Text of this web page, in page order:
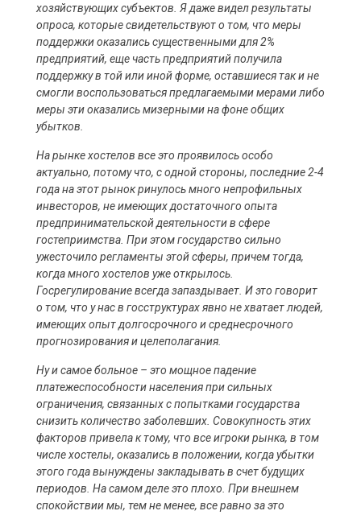
хозяйствующих субъектов. Я даже видел результаты
опроса, которые свидетельствуют о том, что меры
поддержки оказались существенными для 2%
предприятий, еще часть предприятий получила
поддержку в той или иной форме, оставшиеся так и не
смогли воспользоваться предлагаемыми мерами либо
меры эти оказались мизерными на фоне общих
убытков.
На рынке хостелов все это проявилось особо
актуально, потому что, с одной стороны, последние 2-4
года на этот рынок ринулось много непрофильных
инвесторов, не имеющих достаточного опыта
предпринимательской деятельности в сфере
гостеприимства. При этом государство сильно
ужесточило регламенты этой сферы, причем тогда,
когда много хостелов уже открылось.
Госрегулирование всегда запаздывает. И это говорит
о том, что у нас в госструктурах явно не хватает людей,
имеющих опыт долгосрочного и среднесрочного
прогнозирования и целеполагания.
Ну и самое больное – это мощное падение
платежеспособности населения при сильных
ограничения, связанных с попытками государства
снизить количество заболевших. Совокупность этих
факторов привела к тому, что все игроки рынка, в том
числе хостелы, оказались в положении, когда убытки
этого года вынуждены закладывать в счет будущих
периодов. На самом деле это плохо. При внешнем
спокойствии мы, тем не менее, все равно за это